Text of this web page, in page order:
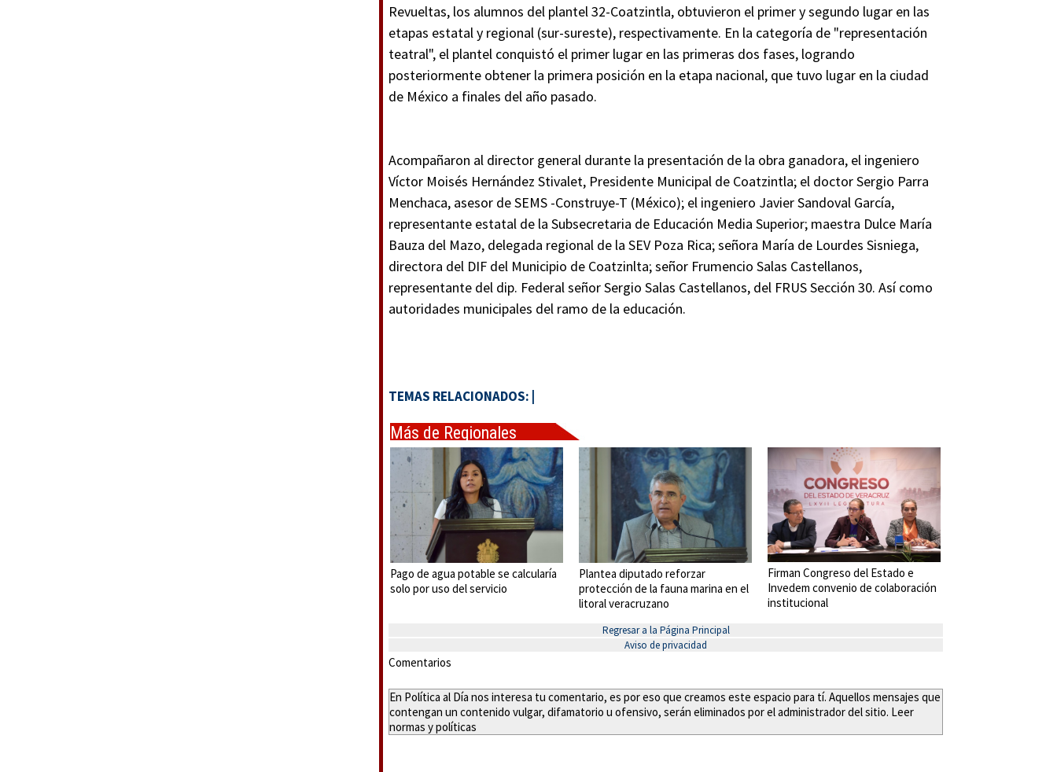
Revueltas, los alumnos del plantel 32-Coatzintla, obtuvieron el primer y segundo lugar en las
etapas estatal y regional (sur-sureste), respectivamente. En la categoría de "representación
teatral", el plantel conquistó el primer lugar en las primeras dos fases, logrando
posteriormente obtener la primera posición en la etapa nacional, que tuvo lugar en la ciudad
de México a finales del año pasado.
Acompañaron al director general durante la presentación de la obra ganadora, el ingeniero
Víctor Moisés Hernández Stivalet, Presidente Municipal de Coatzintla; el doctor Sergio Parra
Menchaca, asesor de SEMS -Construye-T (México); el ingeniero Javier Sandoval García,
representante estatal de la Subsecretaria de Educación Media Superior; maestra Dulce María
Bauza del Mazo, delegada regional de la SEV Poza Rica; señora María de Lourdes Sisniega,
directora del DIF del Municipio de Coatzinlta; señor Frumencio Salas Castellanos,
representante del dip. Federal señor Sergio Salas Castellanos, del FRUS Sección 30. Así como
autoridades municipales del ramo de la educación.
TEMAS RELACIONADOS:
Más de Regionales
Pago de agua potable se calcularía
solo por uso del servicio
Plantea diputado reforzar
protección de la fauna marina en el
litoral veracruzano
Firman Congreso del Estado e
Invedem convenio de colaboración
institucional
Regresar a la Página Principal
Aviso de privacidad
Comentarios
En Política al Día nos interesa tu comentario, es por eso que creamos este espacio para tí. Aquellos mensajes que
contengan un contenido vulgar, difamatorio u ofensivo, serán eliminados por el administrador del sitio. Leer
normas y políticas